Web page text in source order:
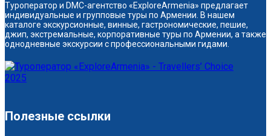
Туроператор и DMC-агентство «ExploreArmenia» предлагает
индивидуальные и групповые туры по Армении. В нашем
каталоге экскурсионные, винные, гастрономические, пешие,
джип, экстремальные, корпоративные туры по Армении, а также
однодневные экскурсии с профессиональными гидами.
Полезные ссылки